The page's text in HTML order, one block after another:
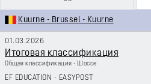
Kuurne - Brussel - Kuurne
01.03.2026
Итоговая классификация
Общая классификация - Шоссе
EF EDUCATION - EASYPOST